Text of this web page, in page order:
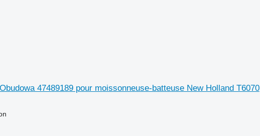
47489189 pour moissonneuse-batteuse New Holland T6070